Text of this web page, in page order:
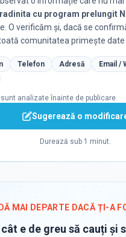
cu program prelungit
O verificăm și, dacă se
comunitatea primește date
Telefon Adresă
Email /
analizate înainte de publicare.
Sugerează o
Durează sub 1 minut.
MAI DEPARTE DACĂ ȚI-A
e de greu să cauți și